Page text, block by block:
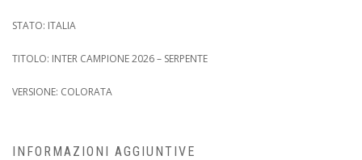
STATO: ITALIA
TITOLO: INTER CAMPIONE 2026 – SERPENTE
VERSIONE: COLORATA
INFORMAZIONI AGGIUNTIVE